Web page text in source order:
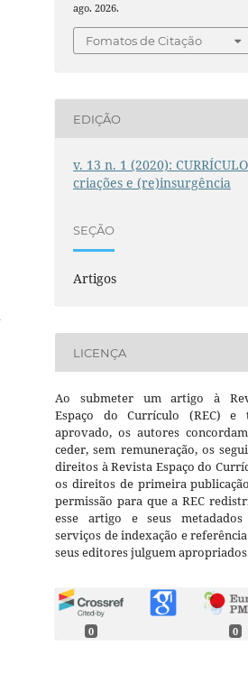
ago. 2026.
Fomatos de Citação
EDIÇÃO
v. 13 n. 1 (2020):
criações e (re)insurgência
SEÇÃO
Artigos
LICENÇA
Ao submeter um artigo à
Espaço do Currículo (REC) e
aprovado, os autores
ceder, sem remuneração, os
direitos à Revista Espaço do
os direitos de primeira
permissão para que a REC
esse artigo e seus metadados
serviços de indexação e
seus editores julguem
0 0